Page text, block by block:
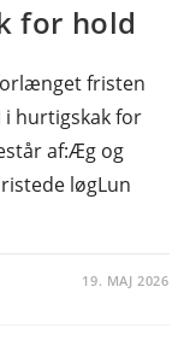
for hold
fristen
hurtigskak for
af:Æg og
løgLun
19. MAJ 2026